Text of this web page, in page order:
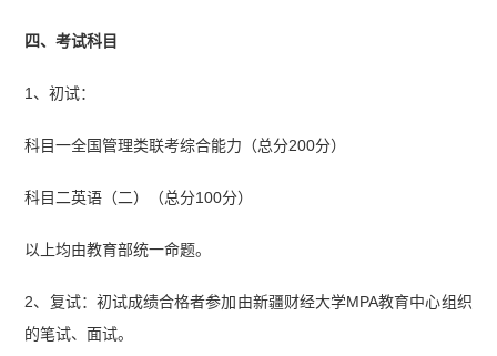
四、考试科目
1、初试：
科目一全国管理类联考综合能力（总分200分）
科目二英语（二）（总分100分）
以上均由教育部统一命题。
2、复试：初试成绩合格者参加由新疆财经大学MPA教育中心组织
的笔试、面试。